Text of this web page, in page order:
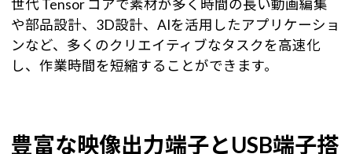
世代 Tensor コアで素材が多く時間の長い動画編集
や部品設計、3D設計、AIを活用したアプリケーショ
ンなど、多くのクリエイティブなタスクを高速化
し、作業時間を短縮することができます。
豊富な映像出力端子とUSB端子搭